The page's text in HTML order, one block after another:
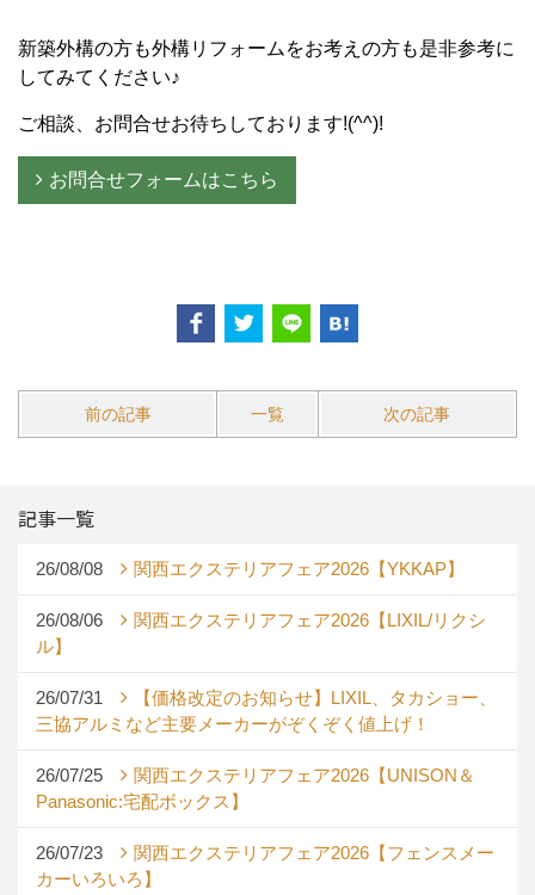
新築外構の方も外構リフォームをお考えの方も是非参考に
してみてください♪
ご相談、お問合せお待ちしております!(^^)!
お問合せフォームはこちら
前の記事 一覧 次の記事
記事一覧
26/08/08 関西エクステリアフェア2026【YKKAP】
26/08/06
関西エクステリアフェア2026【LIXIL/リクシ
ル】
26/07/31
【価格改定のお知らせ】LIXIL、タカショー、
三協アルミなど主要メーカーがぞくぞく値上げ！
26/07/25
関西エクステリアフェア2026【UNISON＆
Panasonic:宅配ボックス】
26/07/23
関西エクステリアフェア2026【フェンスメー
カーいろいろ】